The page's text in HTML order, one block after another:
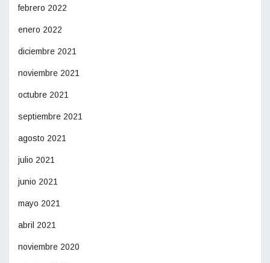
febrero 2022
enero 2022
diciembre 2021
noviembre 2021
octubre 2021
septiembre 2021
agosto 2021
julio 2021
junio 2021
mayo 2021
abril 2021
noviembre 2020